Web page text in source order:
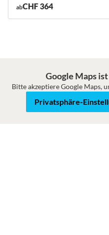
abCHF 364
Roadmap Satellit
Google Maps
Bitte akzeptiere Google Maps,
Privatsphäre-